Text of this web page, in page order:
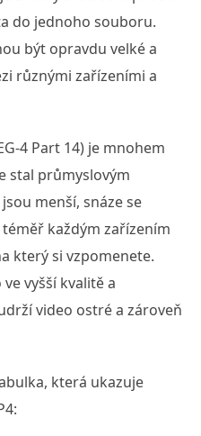
do jednoho souboru.
být opravdu velké a
různými zařízeními a
4 Part 14) je mnohem
stal průmyslovým
menší, snáze se
každým zařízením
který si vzpomenete.
vyšší kvalitě a
video ostré a zároveň
která ukazuje